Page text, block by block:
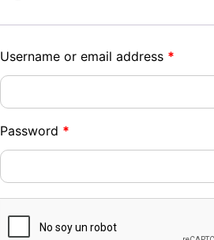
Username or email address *
Password *